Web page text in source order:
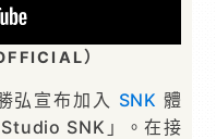
）
弘宣布加入 SNK 體
SNK」。在接